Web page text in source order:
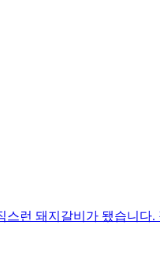
런 돼지갈비가 됐습니다.